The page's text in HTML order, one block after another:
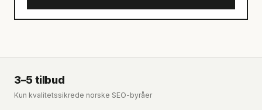
3–5 tilbud
Kun kvalitetssikrede norske SEO-byråer